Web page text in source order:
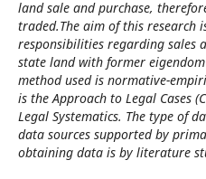
land sale and purchase,
traded.The aim of this research
responsibilities regarding sales
state land with former
method used is normative-
is the Approach to Legal Cases
Legal Systematics. The type of
data sources supported by
obtaining data is by literature